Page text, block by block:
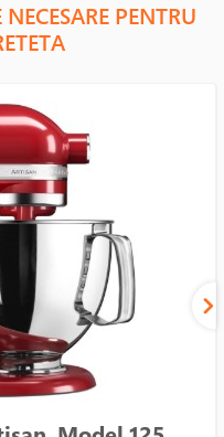
PENTRU